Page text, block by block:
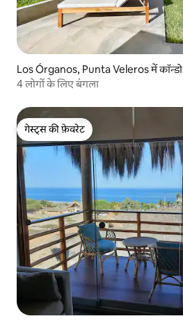
Los Órganos, Punta Veleros में कॉन्डो
4 लोगों के लिए बंगला
गेस्ट्स की फ़ेवरेट
गेस्ट्स की फ़ेवरेट